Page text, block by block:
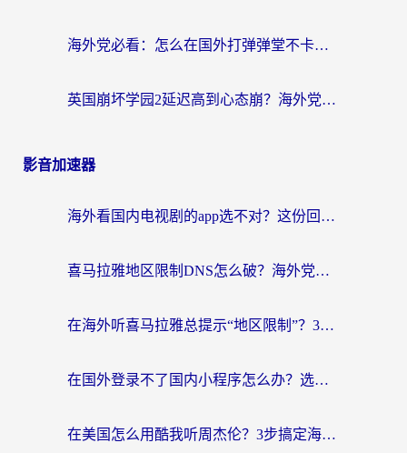
海外党必看：怎么在国外打弹弹堂不卡？番茄加速器亲测指南
英国崩坏学园2延迟高到心态崩？海外党国服游戏加速终极指南
影音加速器
海外看国内电视剧的app选不对？这份回国加速器避坑指南帮你流畅追剧
喜马拉雅地区限制DNS怎么破？海外党听国内音乐听书的终极解决方案
在海外听喜马拉雅总提示“地区限制”？3步轻松解除+听国内音乐全攻略
在国外登录不了国内小程序怎么办？选对回国加速器，轻松解锁国内资源
在美国怎么用酷我听周杰伦？3步搞定海外听歌难题